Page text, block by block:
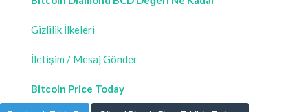
Gizlilik İlkeleri
İletişim / Mesaj Gönder
Bitcoin Price Today